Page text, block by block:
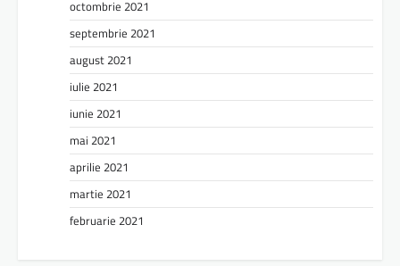
octombrie 2021
septembrie 2021
august 2021
iulie 2021
iunie 2021
mai 2021
aprilie 2021
martie 2021
februarie 2021